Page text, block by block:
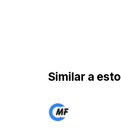
Similar a esto